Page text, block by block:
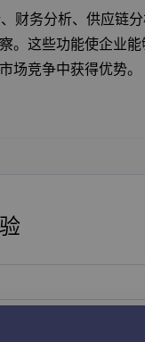
财务分析、供应链
。这些功能使企业
场竞争中获得优势。